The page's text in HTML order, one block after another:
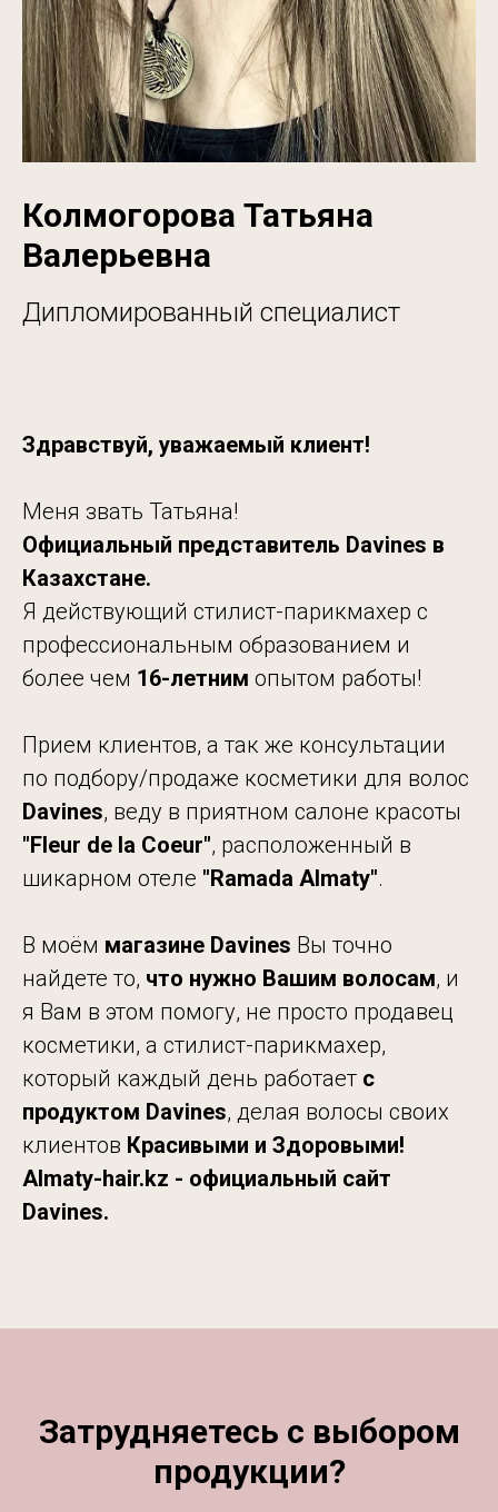
Колмогорова Татьяна
Валерьевна
Дипломированный специалист
Здравствуй, уважаемый клиент!
Меня звать Татьяна!
Официальный представитель Davines в
Казахстане.
Я действующий стилист-парикмахер с
профессиональным образованием и
более чем 16-летним опытом работы!
Прием клиентов, а так же консультации
по подбору/продаже косметики для волос
Davines, веду в приятном салоне красоты
"Fleur de la Coeur", расположенный в
шикарном отеле "Ramada Almaty".
В моём магазине Davines Вы точно
найдете то, что нужно Вашим волосам, и
я Вам в этом помогу, не просто продавец
косметики, а стилист-парикмахер,
который каждый день работает с
продуктом Davines, делая волосы своих
клиентов Красивыми и Здоровыми!
Almaty-hair.kz - официальный сайт
Davines.
Затрудняетесь с выбором
продукции?